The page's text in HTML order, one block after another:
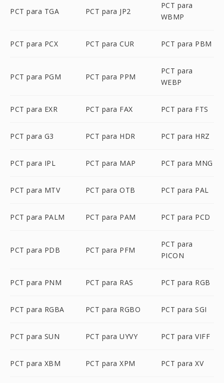
PCT para TGA PCT para JP2
PCT para
WBMP
PCT para PCX PCT para CUR PCT para PBM
PCT para PGM PCT para PPM
PCT para
WEBP
PCT para EXR PCT para FAX PCT para FTS
PCT para G3 PCT para HDR PCT para HRZ
PCT para IPL PCT para MAP PCT para MNG
PCT para MTV PCT para OTB PCT para PAL
PCT para PALM PCT para PAM PCT para PCD
PCT para PDB PCT para PFM
PCT para
PICON
PCT para PNM PCT para RAS PCT para RGB
PCT para RGBA PCT para RGBO PCT para SGI
PCT para SUN PCT para UYVY PCT para VIFF
PCT para XBM PCT para XPM PCT para XV